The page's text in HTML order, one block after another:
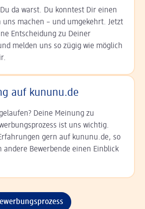
da warst. Du konntest Dir einen
uns machen – und umgekehrt. Jetzt
Entscheidung zu Deiner
melden uns so zügig wie möglich
auf kununu.de
Deine Meinung zu
ist uns wichtig.
gern auf kununu.de, so
andere Bewerbende einen Einblick